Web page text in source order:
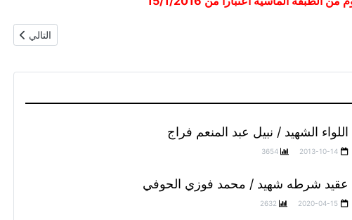
المقال
التالي
اللواء الشهيد / نبيل عبد المنعم فراج
2013-10-14
3654
عقيد شرطه شهيد / محمد فوزي الحوفي
2020-04-15
2632